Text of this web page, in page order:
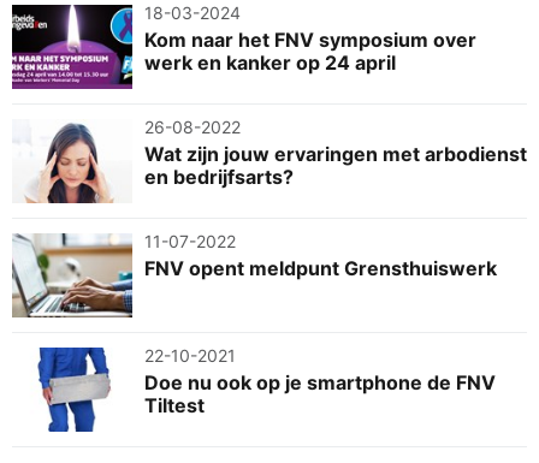
18-03-2024
Kom naar het FNV symposium over
werk en kanker op 24 april
26-08-2022
Wat zijn jouw ervaringen met arbodienst
en bedrijfsarts?
11-07-2022
FNV opent meldpunt Grensthuiswerk
22-10-2021
Doe nu ook op je smartphone de FNV
Tiltest